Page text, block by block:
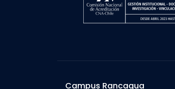
Campus Rancagua